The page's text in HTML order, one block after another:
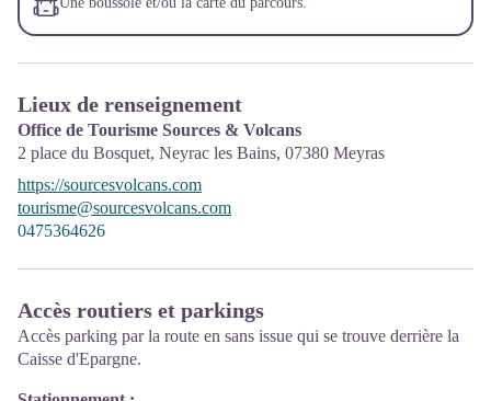
Lieux de renseignement
Office de Tourisme Sources & Volcans
2 place du Bosquet, Neyrac les Bains, 07380 Meyras
https://sourcesvolcans.com
tourisme@sourcesvolcans.com
0475364626
Accès routiers et parkings
Accès parking par la route en sans issue qui se trouve derrière la
Caisse d'Epargne.